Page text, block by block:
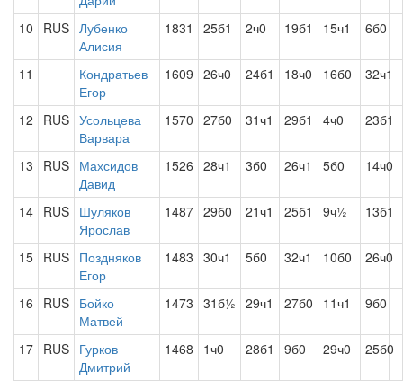
10 RUS Лубенко
Алисия
1831 25б1 2ч0 19б1 15ч1 6б0
11
Кондратьев
Егор
1609 26ч0 24б1 18ч0 16б0 32ч1
12 RUS Усольцева
Варвара
1570 27б0 31ч1 29б1 4ч0 23б1
13 RUS Махсидов
Давид
1526 28ч1 3б0 26ч1 5б0 14ч0
14 RUS Шуляков
Ярослав
1487 29б0 21ч1 25б1 9ч½ 13б1
15 RUS Поздняков
Егор
1483 30ч1 5б0 32ч1 10б0 26ч0
16 RUS Бойко
Матвей
1473 31б½ 29ч1 27б0 11ч1 9б0
17 RUS Гурков
Дмитрий
1468 1ч0 28б1 9б0 29ч0 25б0